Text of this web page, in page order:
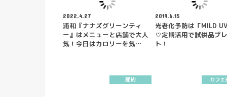
2022.4.27
浦和『ナナズグリーンティ
ー』はメニューと店舗で大人
気！今日はカロリーを気…
2019.6.15
光老化予防は「MILD
♡定期活用で試供品プ
ト！
節約 カフェ